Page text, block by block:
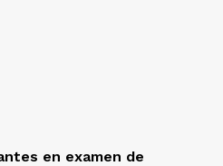
en examen de